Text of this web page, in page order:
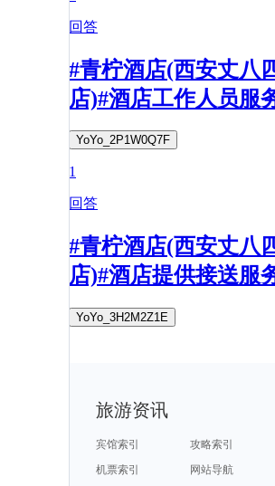
回答
#青柠酒店(西安丈八
店)#酒店工作人员服
YoYo_2P1W0Q7F
1
回答
#青柠酒店(西安丈八
店)#酒店提供接送服
YoYo_3H2M2Z1E
旅游资讯
宾馆索引
攻略索引
机票索引
网站导航